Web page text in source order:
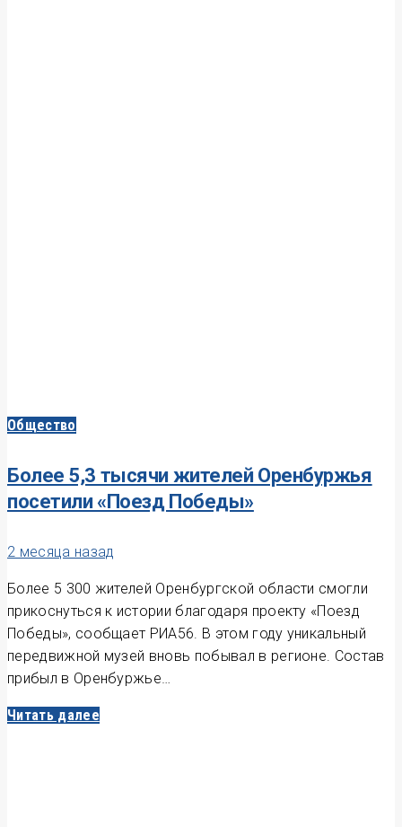
Общество
Более 5,3 тысячи жителей Оренбуржья
посетили «Поезд Победы»
2 месяца назад
Более 5 300 жителей Оренбургской области смогли
прикоснуться к истории благодаря проекту «Поезд
Победы», сообщает РИА56. В этом году уникальный
передвижной музей вновь побывал в регионе. Состав
прибыл в Оренбуржье…
Читать далее